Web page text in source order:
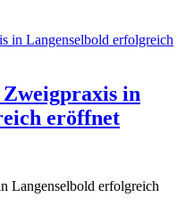
in
eröffnet
Langenselbold erfolgreich